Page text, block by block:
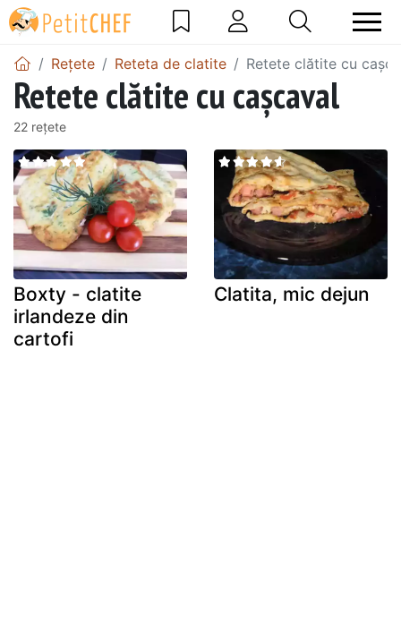
Rețete Reteta de clatite Retete clătite cu
Retete clătite cu cașcaval
22 rețete
Boxty - clatite
irlandeze din
cartofi
Clatita, mic dejun